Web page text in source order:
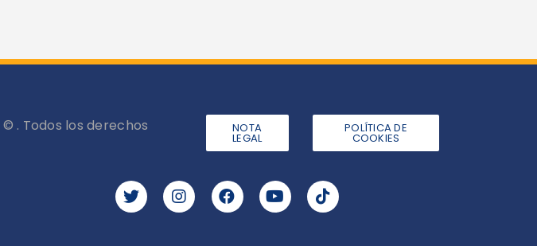
© . Todos los derechos
NOTA
LEGAL
POLÍTICA DE
COOKIES